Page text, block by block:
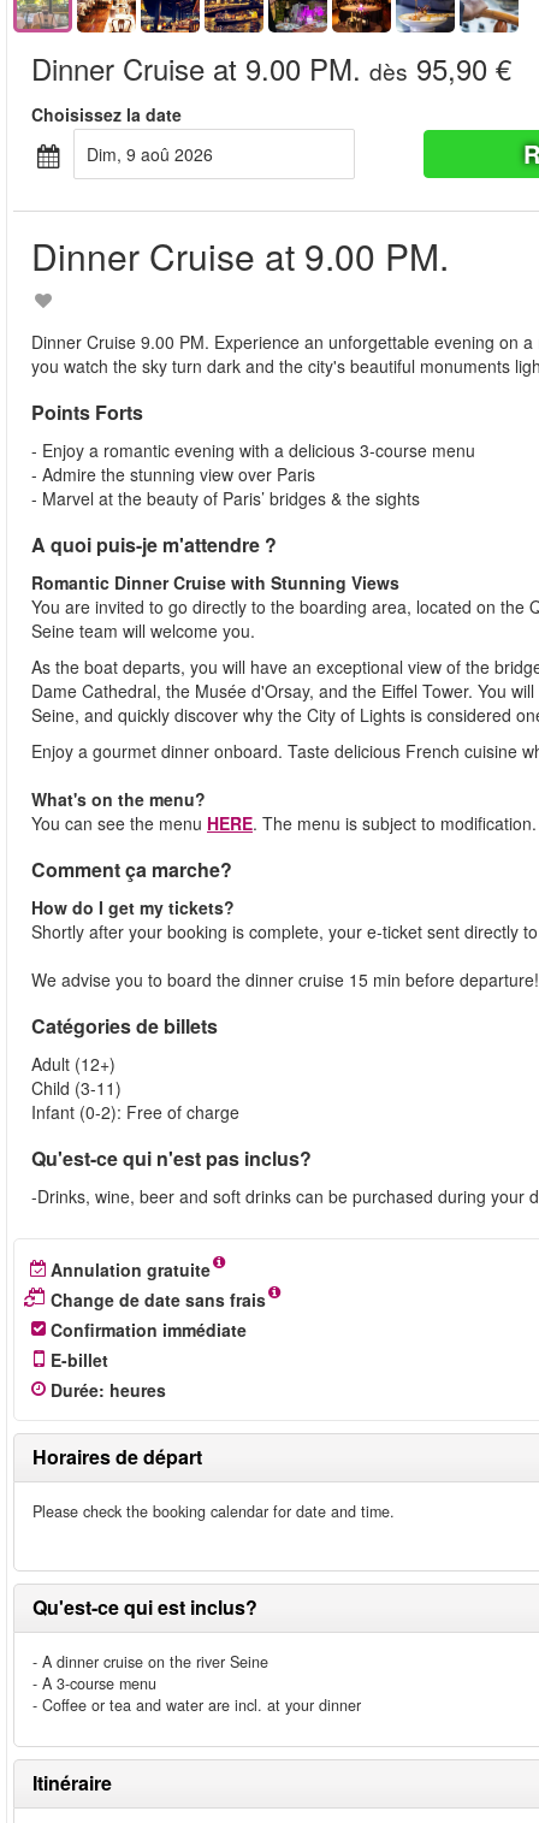
Dinner Cruise at 9.00 PM. dès 95,90 €
Choisissez la date
dim, 9 aoû 2026
Dinner Cruise at 9.00 PM.
Dinner Cruise 9.00 PM. Experience an unforgettable evening on
you watch the sky turn dark and the city's beautiful monuments
Points Forts
- Enjoy a romantic evening with a delicious 3-course menu
- Admire the stunning view over Paris
- Marvel at the beauty of Paris’ bridges & the sights
A quoi puis-je m'attendre ?
Romantic Dinner Cruise with Stunning Views
You are invited to go directly to the boarding area, located on
Seine team will welcome you.
As the boat departs, you will have an exceptional view of the
Dame Cathedral, the Musée d'Orsay, and the Eiffel Tower. You
Seine, and quickly discover why the City of Lights is considered
Enjoy a gourmet dinner onboard. Taste delicious French cuisine
What's on the menu?
You can see the menu HERE. The menu is subject to modification.
Comment ça marche?
How do I get my tickets?
Shortly after your booking is complete, your e-ticket sent directly
We advise you to board the dinner cruise 15 min before departure!
Catégories de billets
Adult (12+)
Child (3-11)
Infant (0-2): Free of charge
Qu'est-ce qui n'est pas inclus?
-Drinks, wine, beer and soft drinks can be purchased during your
Annulation gratuite
Change de date sans frais
Confirmation immédiate
E-billet
Durée: heures
Horaires de départ
Please check the booking calendar for date and time.
Qu'est-ce qui est inclus?
- A dinner cruise on the river Seine
- A 3-course menu
- Coffee or tea and water are incl. at your dinner
Itinéraire